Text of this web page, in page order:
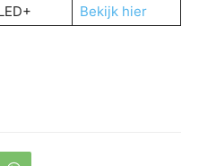
Bekijk hier